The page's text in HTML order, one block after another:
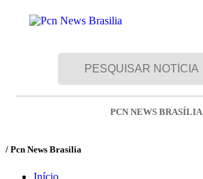
PCN NEWS BRASÍLIA
/ Pcn News Brasilia
Início